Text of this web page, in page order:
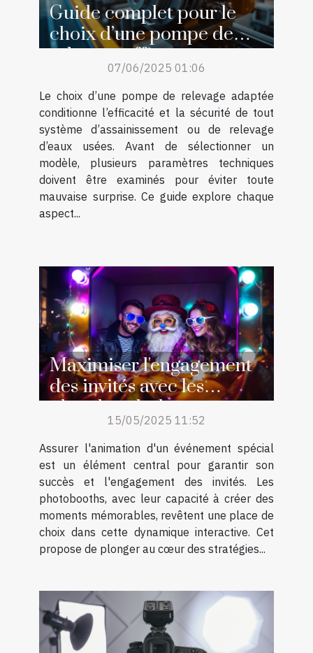
Guide complet pour le
choix d’une pompe de
relevage efficace
07/06/2025 01:06
Le choix d’une pompe de relevage adaptée
conditionne l’efficacité et la sécurité de tout
système d’assainissement ou de relevage
d’eaux usées. Avant de sélectionner un
modèle, plusieurs paramètres techniques
doivent être examinés pour éviter toute
mauvaise surprise. Ce guide explore chaque
aspect...
Maximiser l'engagement
des invités avec les
photobooths lors
d'événements spéciaux
15/05/2025 11:52
Assurer l'animation d'un événement spécial
est un élément central pour garantir son
succès et l'engagement des invités. Les
photobooths, avec leur capacité à créer des
moments mémorables, revêtent une place de
choix dans cette dynamique interactive. Cet
propose de plonger au cœur des stratégies...